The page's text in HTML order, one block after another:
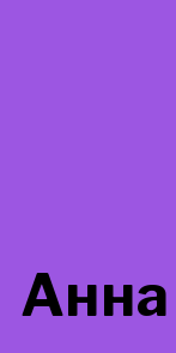
Анна